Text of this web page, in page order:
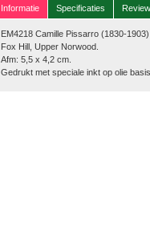
Informatie Specificaties
EM4218 Camille Pissarro (1830-1903)
Fox Hill, Upper Norwood.
Afm: 5,5 x 4,2 cm.
Gedrukt met speciale inkt op olie